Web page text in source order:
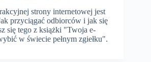
strony internetowej jest
przyciągać odbiorców i jak się
się tego z książki "Twoja e-
w świecie pełnym zgiełku".